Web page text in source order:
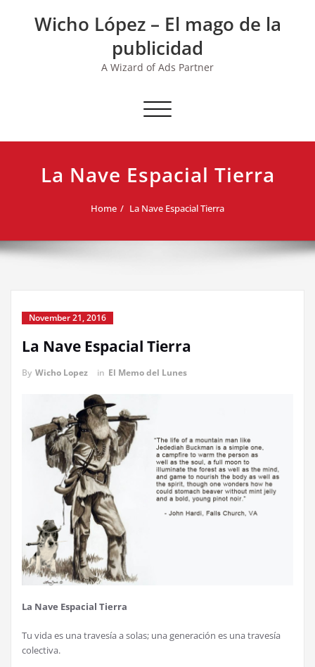
Wicho López – El mago de la
publicidad
A Wizard of Ads Partner
Toggle navigation
La Nave Espacial Tierra
Home La Nave Espacial Tierra
November 21, 2016
La Nave Espacial Tierra
By Wicho Lopez in El Memo del Lunes
La Nave Espacial Tierra
Tu vida es una travesía a solas; una generación es una travesía
colectiva.